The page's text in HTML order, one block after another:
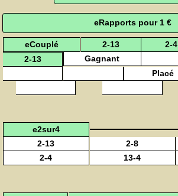
eRapports pour 1 €
eCouplé 2-13 2-4
2-13
Gagnant
Placé
e2sur4
2-13
2-8
2-4
13-4